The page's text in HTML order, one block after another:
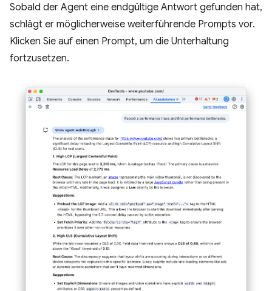
Sobald der Agent eine endgültige Antwort gefunden hat,
schlägt er möglicherweise weiterführende Prompts vor.
Klicken Sie auf einen Prompt, um die Unterhaltung
fortzusetzen.